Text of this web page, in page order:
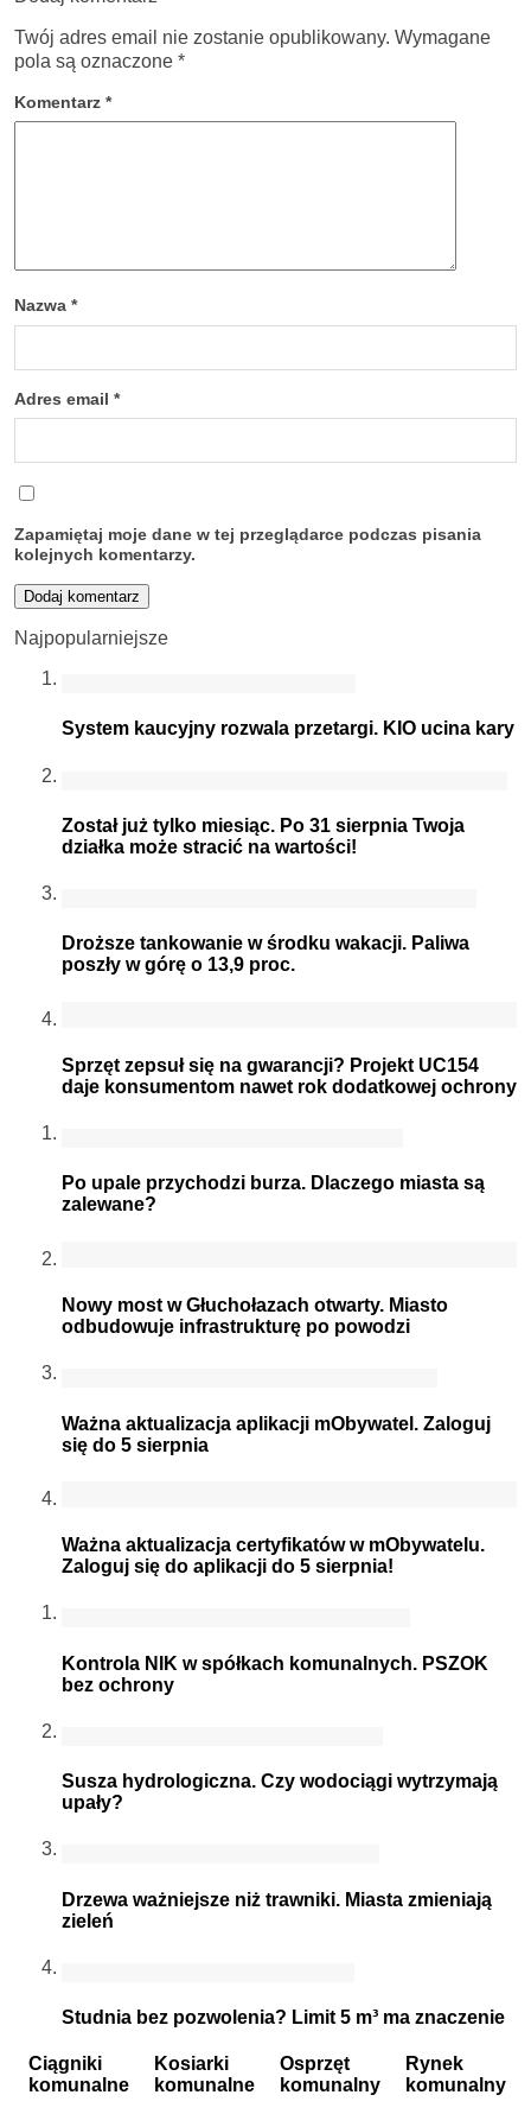
Twój adres email nie zostanie opublikowany. Wymagane
pola są oznaczone *
Komentarz *
Nazwa *
Adres email *
Zapamiętaj moje dane w tej przeglądarce podczas pisania
kolejnych komentarzy.
Najpopularniejsze
System kaucyjny rozwala przetargi. KIO ucina kary
Został już tylko miesiąc. Po 31 sierpnia Twoja
działka może stracić na wartości!
Droższe tankowanie w środku wakacji. Paliwa
poszły w górę o 13,9 proc.
Sprzęt zepsuł się na gwarancji? Projekt UC154
daje konsumentom nawet rok dodatkowej ochrony
Po upale przychodzi burza. Dlaczego miasta są
zalewane?
Nowy most w Głuchołazach otwarty. Miasto
odbudowuje infrastrukturę po powodzi
Ważna aktualizacja aplikacji mObywatel. Zaloguj
się do 5 sierpnia
Ważna aktualizacja certyfikatów w mObywatelu.
Zaloguj się do aplikacji do 5 sierpnia!
Kontrola NIK w spółkach komunalnych. PSZOK
bez ochrony
Susza hydrologiczna. Czy wodociągi wytrzymają
upały?
Drzewa ważniejsze niż trawniki. Miasta zmieniają
zieleń
Studnia bez pozwolenia? Limit 5 m³ ma znaczenie
Ciągniki
komunalne
Kosiarki
komunalne
Osprzęt
komunalny
Rynek
komunalny